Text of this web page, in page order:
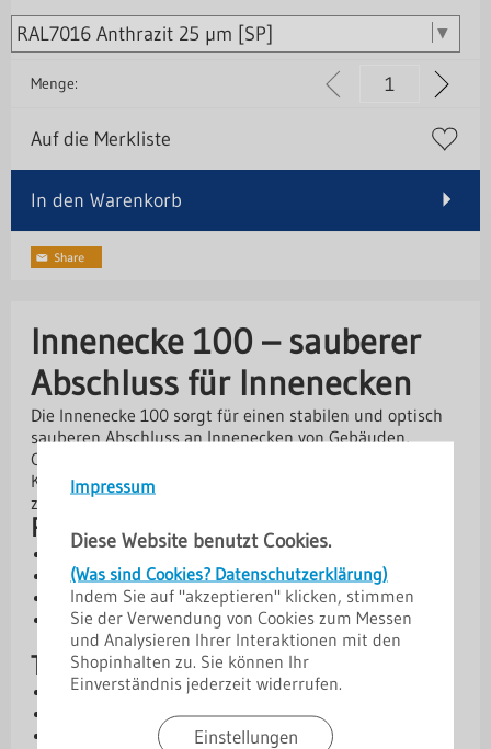
Impressum
Diese Website benutzt Cookies.
(Was sind Cookies? Datenschutzerklärung)
Indem Sie auf "akzeptieren" klicken, stimmen
Sie der Verwendung von Cookies zum Messen
und Analysieren Ihrer Interaktionen mit den
Shopinhalten zu. Sie können Ihr
Einverständnis jederzeit widerrufen.
Einstellungen
Menge:
Auf die Merkliste
In den Warenkorb
Innenecke 100 – sauberer
Abschluss für Innenecken
Die Innenecke 100 sorgt für einen stabilen und optisch
sauberen Abschluss an Innenecken von Gebäuden,
Carports oder ähnlichen Konstruktionen. Sie schützt die
Kanten zuverlässig vor Witterungseinflüssen und trägt
zu einer harmonischen Gesamtoptik bei.
Produktvorteile
Sauberer und stabiler Abschluss für Innenecken
Schutz der Innenkanten vor Wind und Wetter
Robuste Ausführung aus Stahl oder Aluminium
Verschiedene Materialstärken und langlebige
Beschichtungen verfügbar
Technische Daten
Kern: Stahl oder Aluminium
Materialstärken: 0,50 mm | 0,70 mm | 0,75 mm
Abmessungen: 15 / 100 / 100 / 15 mm